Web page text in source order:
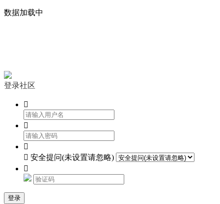
数据加载中
登录社区



 安全提问(未设置请忽略)

登录